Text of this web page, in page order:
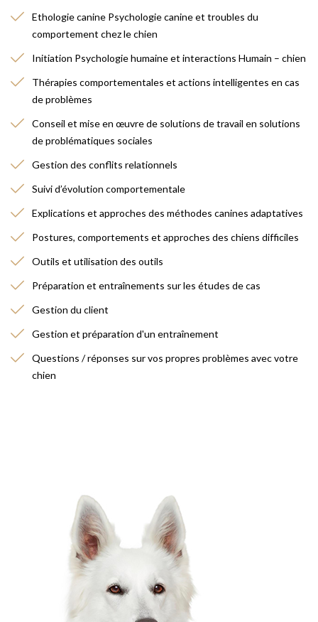
Ethologie canine Psychologie canine et troubles du
comportement chez le chien
Initiation Psychologie humaine et interactions Humain – chien
Thérapies comportementales et actions intelligentes en cas
de problèmes
Conseil et mise en œuvre de solutions de travail en solutions
de problématiques sociales
Gestion des conflits relationnels
Suivi d’évolution comportementale
Explications et approches des méthodes canines adaptatives
Postures, comportements et approches des chiens difficiles
Outils et utilisation des outils
Préparation et entraînements sur les études de cas
Gestion du client
Gestion et préparation d'un entraînement
Questions / réponses sur vos propres problèmes avec votre
chien